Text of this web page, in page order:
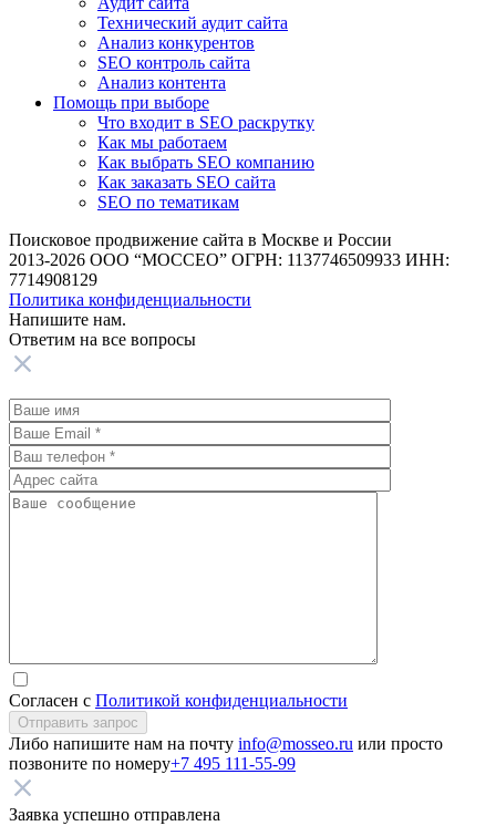
Технический аудит сайта
Анализ конкурентов
SEO контроль сайта
Анализ контента
Помощь при выборе
Что входит в SEO раскрутку
Как мы работаем
Как выбрать SEO компанию
Как заказать SEO сайта
SEO по тематикам
Поисковое продвижение сайта в Москве и России
2013-2026 ООО “МОССЕО” ОГРН: 1137746509933 ИНН:
7714908129
Политика конфиденциальности
Напишите нам.
Ответим на все вопросы
Согласен с Политикой конфиденциальности
Отправить запрос
Либо напишите нам на почту info@mosseo.ru или просто
позвоните по номеру+7 495 111-55-99
Заявка успешно отправлена